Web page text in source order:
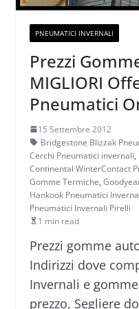
PNEUMATICI INVERNALI
Prezzi
MIGLIORI
Pneumatici
15 Settembre 2012
Bridgestone Blizzak
Cerchi Pneumatici invernali,
Continental WinterContact
Gomme Termiche,
Hankook Pneumatici
Pneumatici Invernali Pirelli
1 min read
Prezzi gomme
Indirizzi dove
Invernali e
prezzo, Segliere